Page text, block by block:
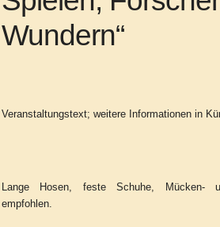
Wundern“
Veranstaltungstext; weitere Informationen in
Lange Hosen, feste Schuhe, Mücken-
empfohlen.